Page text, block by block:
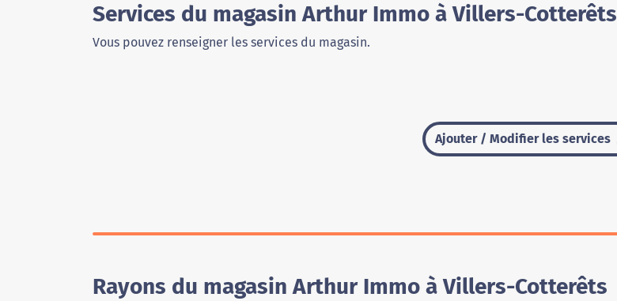
Services du magasin Arthur Immo à Villers-Cotterêts
Vous pouvez renseigner les services du magasin.
Ajouter / Modifier les services
Rayons du magasin Arthur Immo à Villers-Cotterêts